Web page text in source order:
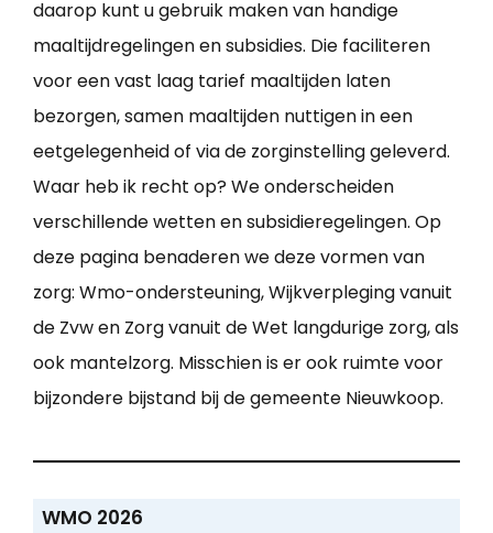
daarop kunt u gebruik maken van handige
maaltijdregelingen en subsidies. Die faciliteren
voor een vast laag tarief maaltijden laten
bezorgen, samen maaltijden nuttigen in een
eetgelegenheid of via de zorginstelling geleverd.
Waar heb ik recht op? We onderscheiden
verschillende wetten en subsidieregelingen. Op
deze pagina benaderen we deze vormen van
zorg: Wmo-ondersteuning, Wijkverpleging vanuit
de Zvw en Zorg vanuit de Wet langdurige zorg, als
ook mantelzorg. Misschien is er ook ruimte voor
bijzondere bijstand bij de gemeente Nieuwkoop.
WMO 2026